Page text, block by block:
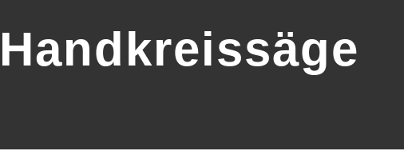
Handkreissäge